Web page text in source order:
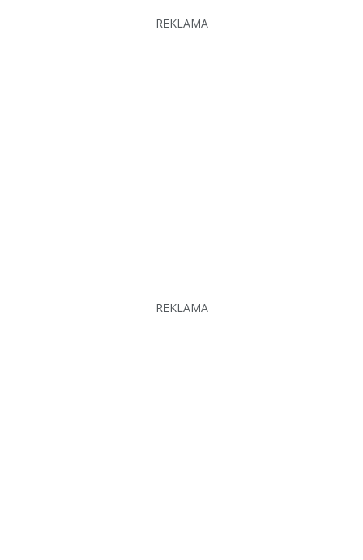
REKLAMA
REKLAMA